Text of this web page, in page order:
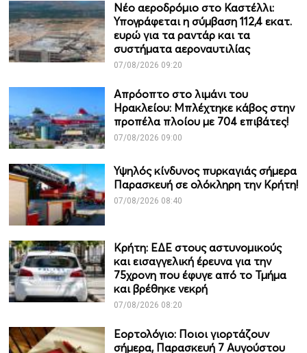
Νέο αεροδρόμιο στο Καστέλλι:
Υπογράφεται η σύμβαση 112,4 εκατ.
ευρώ για τα ραντάρ και τα
συστήματα αεροναυτιλίας
07/08/2026 09:20
Απρόοπτο στο λιμάνι του
Ηρακλείου: Μπλέχτηκε κάβος στην
προπέλα πλοίου με 704 επιβάτες!
07/08/2026 09:00
Υψηλός κίνδυνος πυρκαγιάς σήμερα
Παρασκευή σε ολόκληρη την Κρήτη!
07/08/2026 08:40
Κρήτη: ΕΔΕ στους αστυνομικούς
και εισαγγελική έρευνα για την
75χρονη που έφυγε από το Τμήμα
και βρέθηκε νεκρή
07/08/2026 08:20
Εορτολόγιο: Ποιοι γιορτάζουν
σήμερα, Παρασκευή 7 Αυγούστου